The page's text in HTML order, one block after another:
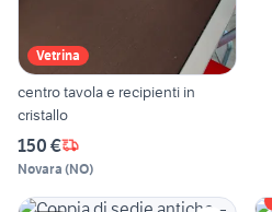
Vetrina
centro tavola e recipienti in
cristallo
150 €
Novara (NO)